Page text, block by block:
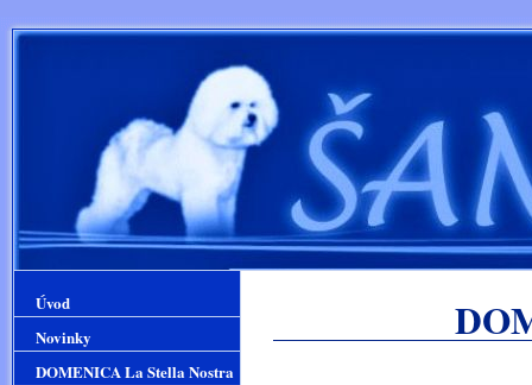
Úvod
Novinky
DOMENICA La Stella Nostra